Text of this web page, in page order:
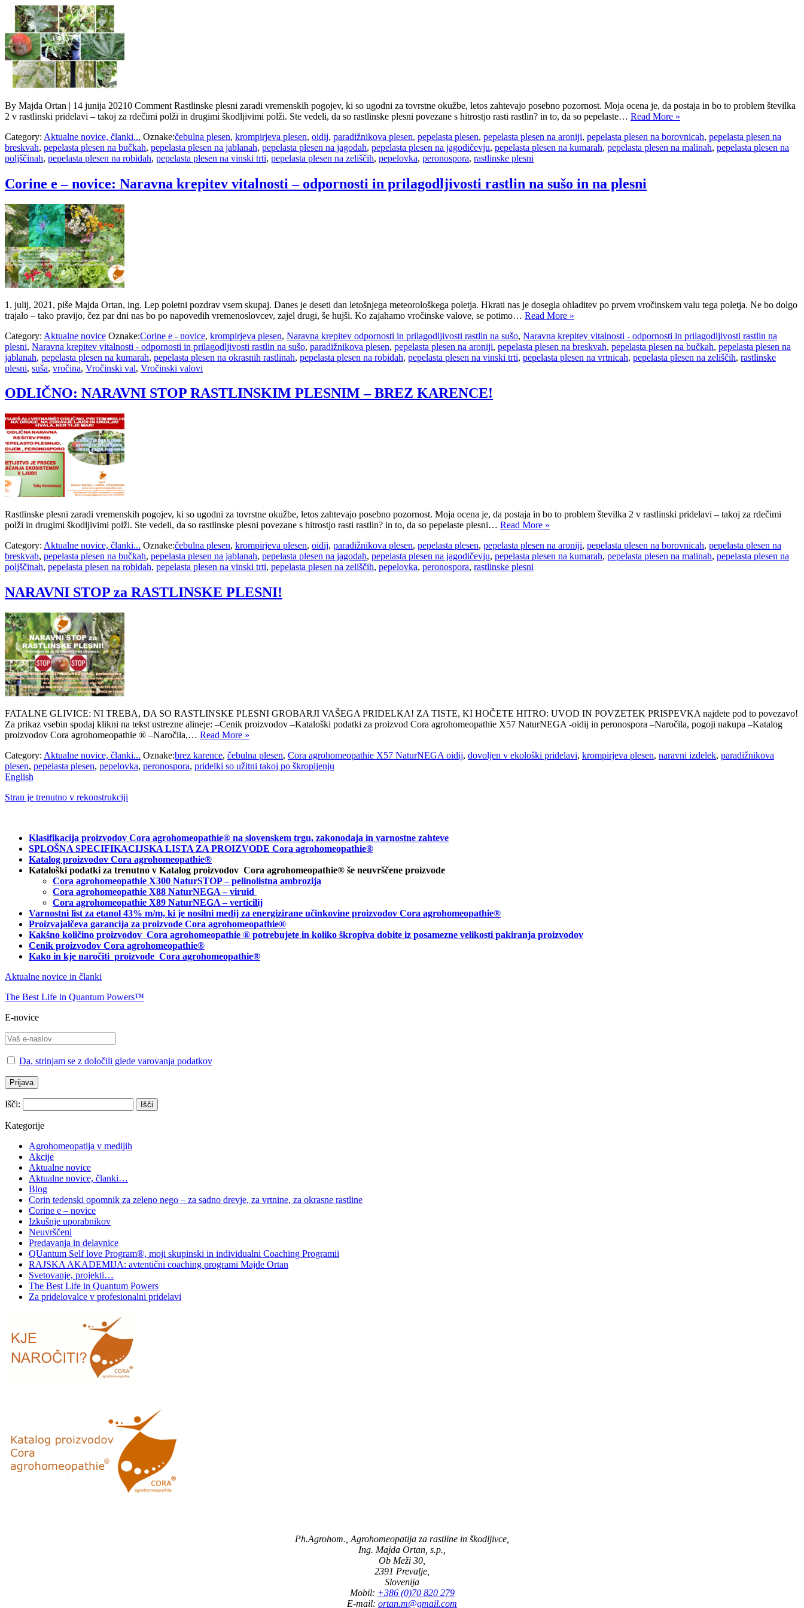
By Majda Ortan | 14 junija 20210 Comment Rastlinske plesni zaradi vremenskih pogojev, ki so ugodni za tovrstne okužbe, letos zahtevajo posebno pozornost. Moja ocena je, da postaja in bo to problem številka
2 v rastlinski pridelavi – takoj za rdečimi polži in drugimi škodljivimi polži. Ste vedeli, da so rastlinske plesni povezane s hitrostjo rasti rastlin? in to, da so pepelaste… Read More »
Category: Aktualne novice, članki... Oznake:čebulna plesen, krompirjeva plesen, oidij, paradižnikova plesen, pepelasta plesen, pepelasta plesen na aroniji, pepelasta plesen na borovnicah, pepelasta plesen na
breskvah, pepelasta plesen na bučkah, pepelasta plesen na jablanah, pepelasta plesen na jagodah, pepelasta plesen na jagodičevju, pepelasta plesen na kumarah, pepelasta plesen na malinah, pepelasta plesen na
poljščinah, pepelasta plesen na robidah, pepelasta plesen na vinski trti, pepelasta plesen na zeliščih, pepelovka, peronospora, rastlinske plesni
Corine e – novice: Naravna krepitev vitalnosti – odpornosti in prilagodljivosti rastlin na sušo in na plesni
1. julij, 2021, piše Majda Ortan, ing. Lep poletni pozdrav vsem skupaj. Danes je deseti dan letošnjega meteorološkega poletja. Hkrati nas je dosegla ohladitev po prvem vročinskem valu tega poletja. Ne bo dolgo
trajalo – tako pravijo, čez par dni nas bo po napovedih vremenoslovcev, zajel drugi, še hujši. Ko zajahamo vročinske valove, se potimo… Read More »
Category: Aktualne novice Oznake:Corine e - novice, krompirjeva plesen, Naravna krepitev odpornosti in prilagodljivosti rastlin na sušo, Naravna krepitev vitalnosti - odpornosti in prilagodljivosti rastlin na
plesni, Naravna krepitev vitalnosti - odpornosti in prilagodljivosti rastlin na sušo, paradižnikova plesen, pepelasta plesen na aroniji, pepelasta plesen na breskvah, pepelasta plesen na bučkah, pepelasta plesen na
jablanah, pepelasta plesen na kumarah, pepelasta plesen na okrasnih rastlinah, pepelasta plesen na robidah, pepelasta plesen na vinski trti, pepelasta plesen na vrtnicah, pepelasta plesen na zeliščih, rastlinske
plesni, suša, vročina, Vročinski val, Vročinski valovi
ODLIČNO: NARAVNI STOP RASTLINSKIM PLESNIM – BREZ KARENCE!
Rastlinske plesni zaradi vremenskih pogojev, ki so ugodni za tovrstne okužbe, letos zahtevajo posebno pozornost. Moja ocena je, da postaja in bo to problem številka 2 v rastlinski pridelavi – takoj za rdečimi
polži in drugimi škodljivimi polži. Ste vedeli, da so rastlinske plesni povezane s hitrostjo rasti rastlin? in to, da so pepelaste plesni… Read More »
Category: Aktualne novice, članki... Oznake:čebulna plesen, krompirjeva plesen, oidij, paradižnikova plesen, pepelasta plesen, pepelasta plesen na aroniji, pepelasta plesen na borovnicah, pepelasta plesen na
breskvah, pepelasta plesen na bučkah, pepelasta plesen na jablanah, pepelasta plesen na jagodah, pepelasta plesen na jagodičevju, pepelasta plesen na kumarah, pepelasta plesen na malinah, pepelasta plesen na
poljščinah, pepelasta plesen na robidah, pepelasta plesen na vinski trti, pepelasta plesen na zeliščih, pepelovka, peronospora, rastlinske plesni
NARAVNI STOP za RASTLINSKE PLESNI!
FATALNE GLIVICE: NI TREBA, DA SO RASTLINSKE PLESNI GROBARJI VAŠEGA PRIDELKA! ZA TISTE, KI HOČETE HITRO: UVOD IN POVZETEK PRISPEVKA najdete pod to povezavo!
Za prikaz vsebin spodaj klikni na tekst ustrezne alineje: –Cenik proizvodov –Kataloški podatki za proizvod Cora agrohomeopathie X57 NaturNEGA -oidij in peronospora –Naročila, pogoji nakupa –Katalog
proizvodov Cora agrohomeopathie ® –Naročila,… Read More »
Category: Aktualne novice, članki... Oznake:brez karence, čebulna plesen, Cora agrohomeopathie X57 NaturNEGA oidij, dovoljen v ekološki pridelavi, krompirjeva plesen, naravni izdelek, paradižnikova
plesen, pepelasta plesen, pepelovka, peronospora, pridelki so užitni takoj po škropljenju
English
Stran je trenutno v rekonstrukciji
Klasifikacija proizvodov Cora agrohomeopathie® na slovenskem trgu, zakonodaja in varnostne zahteve
SPLOŠNA SPECIFIKACIJSKA LISTA ZA PROIZVODE Cora agrohomeopathie®
Katalog proizvodov Cora agrohomeopathie®
Kataloški podatki za trenutno v Katalog proizvodov Cora agrohomeopathie® še neuvrščene proizvode
Cora agrohomeopathie X300 NaturSTOP – pelinolistna ambrozija
Cora agrohomeopathie X88 NaturNEGA – viruid
Cora agrohomeopathie X89 NaturNEGA – verticilij
Varnostni list za etanol 43% m/m, ki je nosilni medij za energizirane učinkovine proizvodov Cora agrohomeopathie®
Proizvajalčeva garancija za proizvode Cora agrohomeopathie®
Kakšno količino proizvodov Cora agrohomeopathie ® potrebujete in koliko škropiva dobite iz posamezne velikosti pakiranja proizvodov
Cenik proizvodov Cora agrohomeopathie®
Kako in kje naročiti proizvode Cora agrohomeopathie®
Aktualne novice in članki
The Best Life in Quantum Powers™
E-novice
Da, strinjam se z določili glede varovanja podatkov
Išči:
Kategorije
Agrohomeopatija v medijih
Akcije
Aktualne novice
Aktualne novice, članki…
Blog
Corin tedenski opomnik za zeleno nego – za sadno drevje, za vrtnine, za okrasne rastline
Corine e – novice
Izkušnje uporabnikov
Neuvrščeni
Predavanja in delavnice
QUantum Self love Program®, moji skupinski in individualni Coaching Programii
RAJSKA AKADEMIJA: avtentični coaching programi Majde Ortan
Svetovanje, projekti…
The Best Life in Quantum Powers
Za pridelovalce v profesionalni pridelavi
Ph.Agrohom., Agrohomeopatija za rastline in škodljivce,
Ing. Majda Ortan, s.p.,
Ob Meži 30,
2391 Prevalje,
Slovenija
Mobil: +386 (0)70 820 279
E-mail: ortan.m@gmail.com